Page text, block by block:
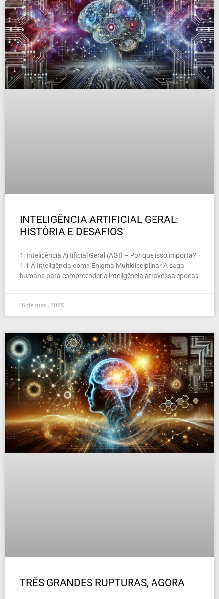
INTELIGÊNCIA ARTIFICIAL GERAL:
HISTÓRIA E DESAFIOS
1: Inteligência Artificial Geral (AGI) – Por que isso importa?
1.1 A Inteligência como Enigma Multidisciplinar A saga
humana para compreender a inteligência atravessa épocas
16 de mar , 2025
TRÊS GRANDES RUPTURAS, AGORA